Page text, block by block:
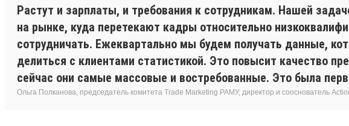
Растут и зарплаты, и требования к сотрудникам. Нашей
на рынке, куда перетекают кадры относительно
сотрудничать. Ежеквартально мы будем получать данные,
делиться с клиентами статистикой. Это повысит качество
сейчас они самые массовые и востребованные. Это была
Ольга Полканова, председатель комитета Trade Marketing РАМУ, директор и сооснователь